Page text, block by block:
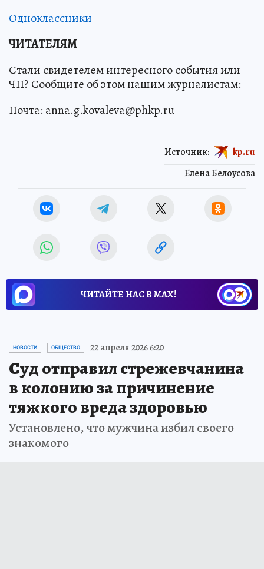
Одноклассники
ЧИТАТЕЛЯМ
Стали свидетелем интересного события или
ЧП? Сообщите об этом нашим журналистам:
Почта: anna.g.kovaleva@phkp.ru
Елена Белоусова
Источник: kp.ru
ЧИТАЙТЕ НАС В МАХ!
НОВОСТИ ОБЩЕСТВО 22 апреля 2026 6:20
Суд отправил стрежевчанина
в колонию за причинение
тяжкого вреда здоровью
Установлено, что мужчина избил своего
знакомого